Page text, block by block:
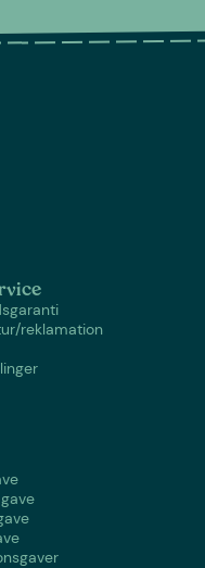
reklamation